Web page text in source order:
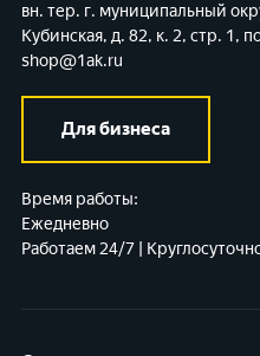
вн. тер. г. муниципальный
Кубинская, д. 82, к. 2, стр. 1,
shop@1ak.ru
Для бизнеса
Время работы:
Ежедневно
Работаем 24/7 |